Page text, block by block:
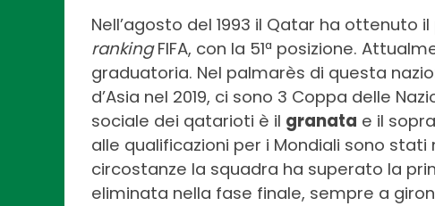
Nell’agosto del 1993 il Qatar ha ottenuto
rankingFIFA, con la 51ª posizione.
graduatoria. Nel palmarès di questa
d’Asia nel 2019, ci sono 3 Coppa delle
sociale dei qatarioti è il granata e il
alle qualificazioni per i Mondiali sono stati
circostanze la squadra ha superato la
eliminata nella fase finale, sempre a